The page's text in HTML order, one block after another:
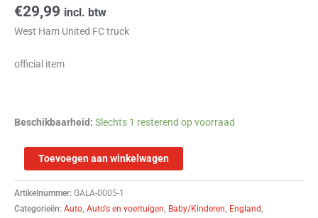
€29,99 incl. btw
West Ham United FC truck
official item
Beschikbaarheid: Slechts 1 resterend op voorraad
Toevoegen aan winkelwagen
Artikelnummer: GALA-0005-1
Categorieën: Auto Auto's en voertuigen Baby/Kinderen England